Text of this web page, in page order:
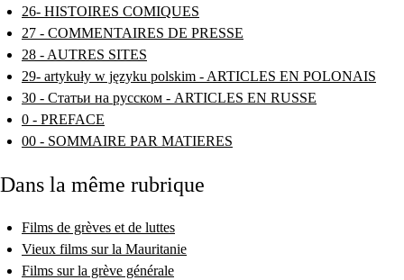
26- HISTOIRES COMIQUES
27 - COMMENTAIRES DE PRESSE
28 - AUTRES SITES
29- artykuły w języku polskim - ARTICLES EN POLONAIS
30 - Статьи на русском - ARTICLES EN RUSSE
0 - PREFACE
00 - SOMMAIRE PAR MATIERES
Dans la même rubrique
Films de grèves et de luttes
Vieux films sur la Mauritanie
Films sur la grève générale